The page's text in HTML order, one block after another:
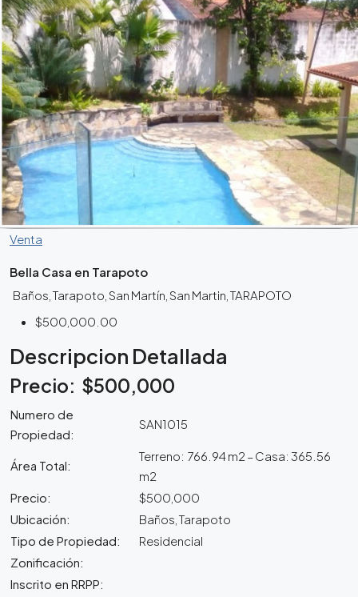
Venta
Bella Casa en Tarapoto
Baños, Tarapoto, San Martín, San Martin, TARAPOTO
$500,000.00
Descripcion Detallada
Precio: $500,000
Numero de
Propiedad:
SAN1015
Área Total:
Terreno: 766.94 m2 – Casa: 365.56
m2
Precio:
$500,000
Ubicación:
Baños, Tarapoto
Tipo de Propiedad:
Residencial
Zonificación:
Inscrito en RRPP: